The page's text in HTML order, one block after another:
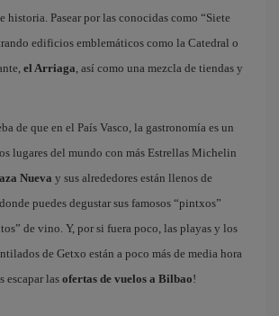
historia. Pasear por las conocidas como “Siete
edificios emblemáticos como la Catedral o
el Arriaga, así como una mezcla de tiendas y
de que en el País Vasco, la gastronomía es un
lugares del mundo con más Estrellas Michelin
Nueva y sus alrededores están llenos de
puedes degustar sus famosos “pintxos”
de vino. Y, por si fuera poco, las playas y los
de Getxo están a poco más de media hora
escapar las ofertas de vuelos a Bilbao!